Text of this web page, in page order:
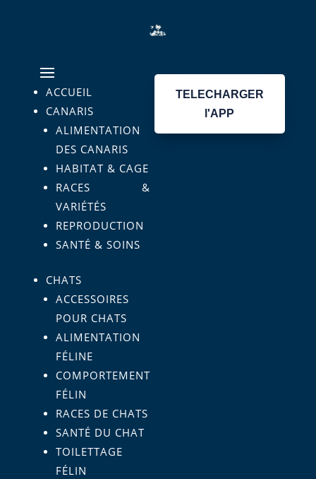
ACCUEIL
CANARIS
ALIMENTATION
DES CANARIS
HABITAT & CAGE
RACES &
VARIÉTÉS
REPRODUCTION
SANTÉ & SOINS
CHATS
ACCESSOIRES
POUR CHATS
ALIMENTATION
FÉLINE
COMPORTEMENT
FÉLIN
RACES DE CHATS
SANTÉ DU CHAT
TOILETTAGE
FÉLIN
TELECHARGER
l'APP